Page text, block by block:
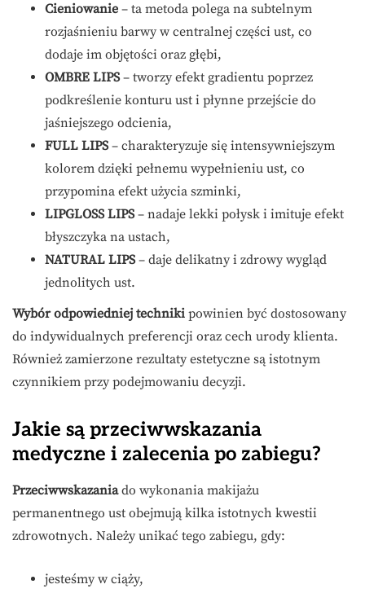
Cieniowanie – ta metoda polega na subtelnym
rozjaśnieniu barwy w centralnej części ust, co
dodaje im objętości oraz głębi,
OMBRE LIPS– tworzy efekt gradientu poprzez
podkreślenie konturu ust i płynne przejście do
jaśniejszego odcienia,
FULL LIPS– charakteryzuje się intensywniejszym
kolorem dzięki pełnemu wypełnieniu ust, co
przypomina efekt użycia szminki,
LIPGLOSS LIPS– nadaje lekki połysk i imituje efekt
błyszczyka na ustach,
NATURAL LIPS– daje delikatny i zdrowy wygląd
jednolitych ust.
Wybór odpowiedniej techniki powinien być dostosowany
do indywidualnych preferencji oraz cech urody klienta.
Również zamierzone rezultaty estetyczne są istotnym
czynnikiem przy podejmowaniu decyzji.
Jakie są przeciwwskazania
medyczne i zalecenia po zabiegu?
Przeciwwskazaniado wykonania makijażu
permanentnego ust obejmują kilka istotnych kwestii
zdrowotnych. Należy unikać tego zabiegu, gdy:
jesteśmy w ciąży,